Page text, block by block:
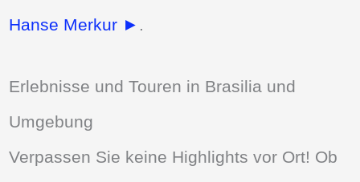
Hanse Merkur ► .
Erlebnisse und Touren in Brasilia und
Umgebung
Verpassen Sie keine Highlights vor Ort! Ob